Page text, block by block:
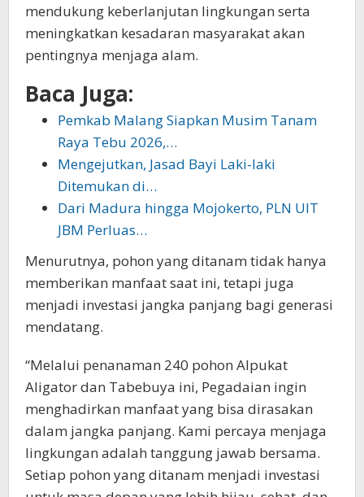
mendukung keberlanjutan lingkungan serta
meningkatkan kesadaran masyarakat akan
pentingnya menjaga alam.
Baca Juga:
Pemkab Malang Siapkan Musim Tanam
Raya Tebu 2026,…
Mengejutkan, Jasad Bayi Laki-laki
Ditemukan di…
Dari Madura hingga Mojokerto, PLN UIT
JBM Perluas…
Menurutnya, pohon yang ditanam tidak hanya
memberikan manfaat saat ini, tetapi juga
menjadi investasi jangka panjang bagi generasi
mendatang.
“Melalui penanaman 240 pohon Alpukat
Aligator dan Tabebuya ini, Pegadaian ingin
menghadirkan manfaat yang bisa dirasakan
dalam jangka panjang. Kami percaya menjaga
lingkungan adalah tanggung jawab bersama.
Setiap pohon yang ditanam menjadi investasi